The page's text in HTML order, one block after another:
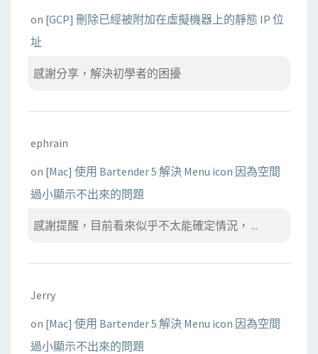
on [GCP] 刪除已經被附加在虛擬機器上的靜態 IP 位
址
感謝分享，解決初學者的困擾
ephrain
on [Mac] 使用 Bartender 5 解決 Menu icon 因為空間
過小顯示不出來的問題
感謝提醒，目前看來似乎不太能確定情況， ...
Jerry
on [Mac] 使用 Bartender 5 解決 Menu icon 因為空間
過小顯示不出來的問題